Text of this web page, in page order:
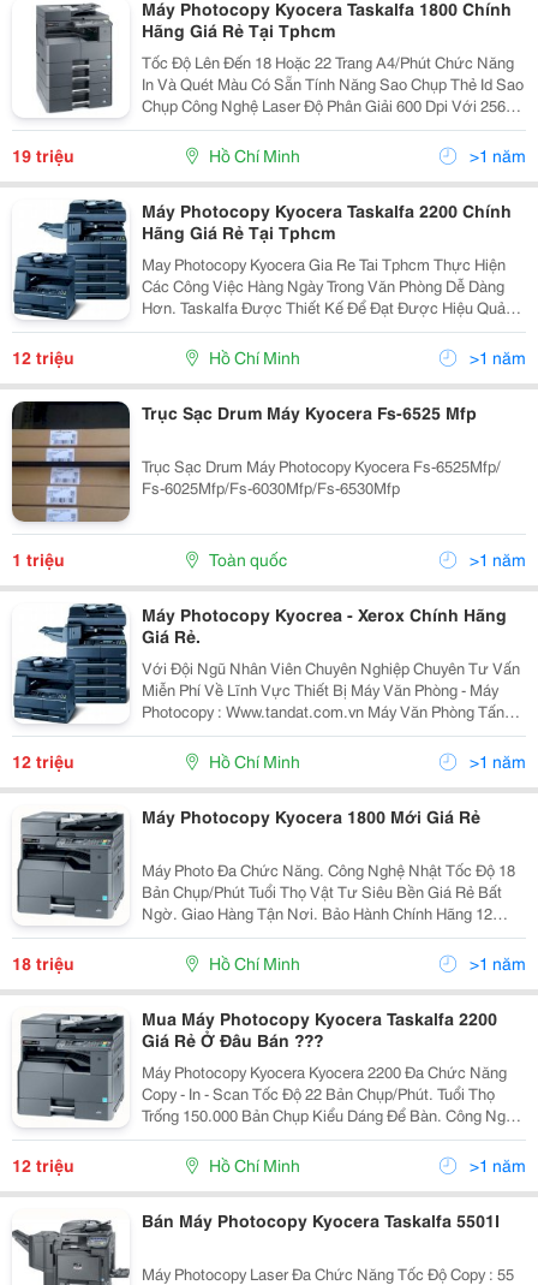
Máy Photocopy Kyocera Taskalfa 1800 Chính
Hãng Giá Rẻ Tại Tphcm
Tốc Độ Lên Đến 18 Hoặc 22 Trang A4/Phút Chức Năng
In Và Quét Màu Có Sẵn Tính Năng Sao Chụp Thẻ Id Sao
Chụp Công Nghệ Laser Độ Phân Giải 600 Dpi Với 256
Thang Xám Cho Văn Bản Rõ Nét Và Hình Ảnh Trung
Thực Bộ Phận Chọn Thêm Đảo Mặt Bản In C
19 triệu Hồ Chí Minh >1 năm
Máy Photocopy Kyocera Taskalfa 2200 Chính
Hãng Giá Rẻ Tại Tphcm
May Photocopy Kyocera Gia Re Tai Tphcm Thực Hiện
Các Công Việc Hàng Ngày Trong Văn Phòng Dễ Dàng
Hơn. Taskalfa Được Thiết Kế Để Đạt Được Hiệu Quả
Lớn Nhất Trong Công Việc. Thiết Kế Mới Của Taskalfa
180 Và Taskalfa 220 Sẽ Giúp Bạn Sử Dụng Dễ Dàng...
12 triệu Hồ Chí Minh >1 năm
Trục Sạc Drum Máy Kyocera Fs-6525 Mfp
Trục Sạc Drum Máy Photocopy Kyocera Fs-6525Mfp/
Fs-6025Mfp/Fs-6030Mfp/Fs-6530Mfp
1 triệu Toàn quốc >1 năm
Máy Photocopy Kyocrea - Xerox Chính Hãng
Giá Rẻ.
Với Đội Ngũ Nhân Viên Chuyên Nghiệp Chuyên Tư Vấn
Miễn Phí Về Lĩnh Vực Thiết Bị Máy Văn Phòng - Máy
Photocopy : Www.tandat.com.vn Máy Văn Phòng Tấn
Đạt Là Nơi Cung Cấp Uy Tín Nhất Về Dòng Sản Phẩm
Máy In, Máy Photocopy, Vật Tư, Linh Kiện, Mực...
12 triệu Hồ Chí Minh >1 năm
Máy Photocopy Kyocera 1800 Mới Giá Rẻ
Máy Photo Đa Chức Năng. Công Nghệ Nhật Tốc Độ 18
Bản Chụp/Phút Tuổi Thọ Vật Tư Siêu Bền Giá Rẻ Bất
Ngờ. Giao Hàng Tận Nơi. Bảo Hành Chính Hãng 12
Tháng. Bảo Trì Miễn Phí - Vĩnh Viễn. Tư Vấn Miễn Ph
18 triệu Hồ Chí Minh >1 năm
Mua Máy Photocopy Kyocera Taskalfa 2200
Giá Rẻ Ở Đâu Bán ???
Máy Photocopy Kyocera Kyocera 2200 Đa Chức Năng
Copy - In - Scan Tốc Độ 22 Bản Chụp/Phút. Tuổi Thọ
Trống 150.000 Bản Chụp Kiểu Dáng Để Bàn. Công Nghệ
Nhật. Hàng Chính Hãng. Bảo Hành Chính Hãng.(
100.000 Bản Chụp Hoặc 12 Tháng )...
12 triệu Hồ Chí Minh >1 năm
Bán Máy Photocopy Kyocera Taskalfa 5501I
Máy Photocopy Laser Đa Chức Năng Tốc Độ Copy : 55